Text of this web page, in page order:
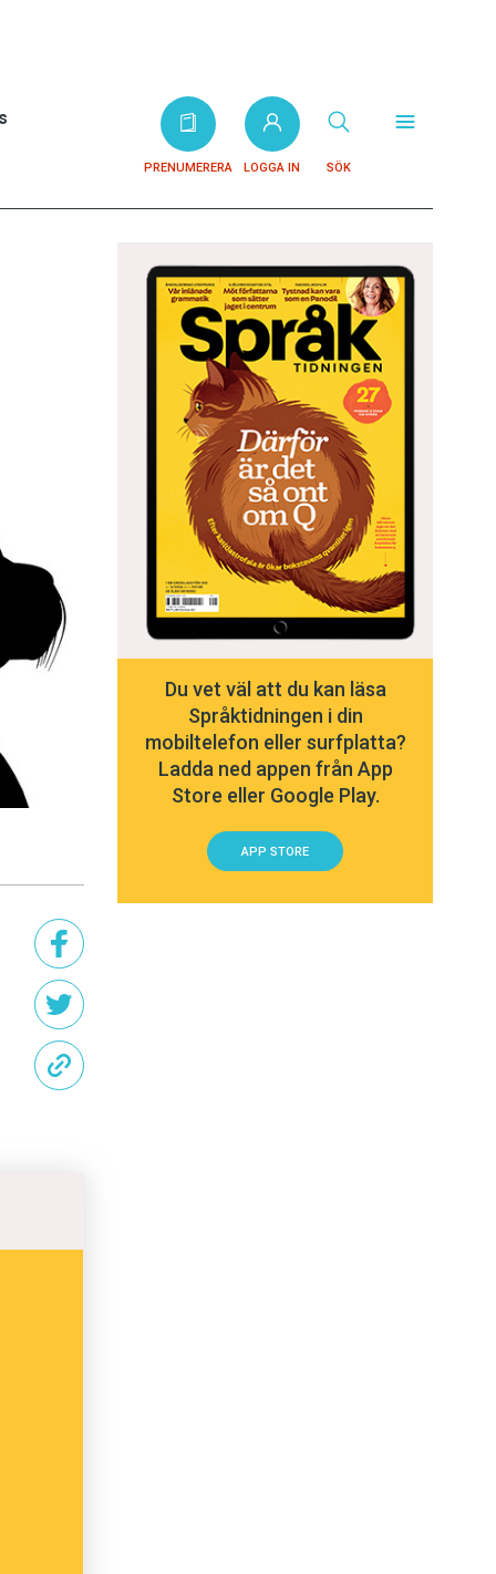
PRENUMERERA LOGGA IN SÖK
Du vet väl att du kan läsa
Språktidningen i din
mobiltelefon eller surfplatta?
Ladda ned appen från App
Store eller Google Play.
APP STORE